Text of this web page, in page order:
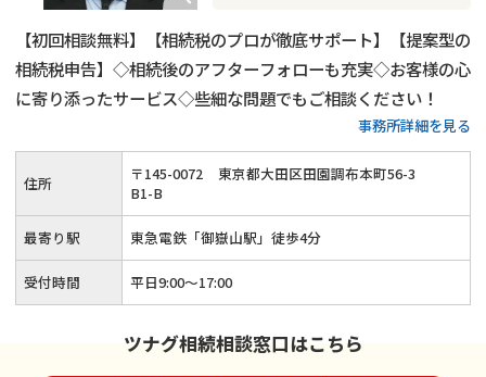
【初回相談無料】【相続税のプロが徹底サポート】【提案型の
相続税申告】◇相続後のアフターフォローも充実◇お客様の心
に寄り添ったサービス◇些細な問題でもご相談ください！
事務所詳細を見る
住所 〒145-0072
東京都大田区田園調布本町56-3
B1-B
最寄り駅 東急電鉄「御嶽山駅」徒歩4分
受付時間 平日9:00〜17:00
ツナグ相続相談窓口はこちら